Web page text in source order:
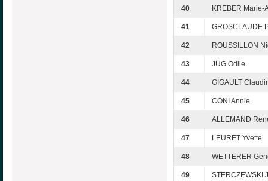
40 KREBER Marie-
41 GROSCLAUDE
42 ROUSSILLON
43 JUG Odile
44 GIGAULT
45 CONI Annie
46 ALLEMAND
47 LEURET Yvette
48 WETTERER
49 STERCZEWSKI